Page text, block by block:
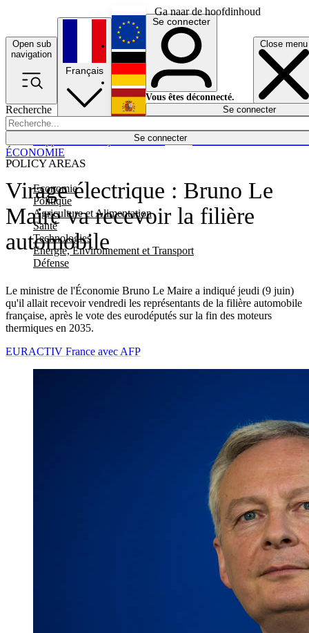
Ga naar de hoofdinhoud
Open sub
navigation
Close menu
Recherche
Se connecter
POLICY AREAS
Economie
Politique
Agriculture et Alimentation
Santé
Technologies
Energie, Environnement et Transport
Défense
Économie
Français
English
Deutsch
Español
Se connecter
Vous êtes déconnecté.
Se connecter
Virage électrique : Bruno Le
Maire va recevoir la filière
automobile
Le ministre de l'Économie Bruno Le Maire a indiqué jeudi (9 juin)
qu'il allait recevoir vendredi les représentants de la filière automobile
française, après le vote des eurodéputés sur la fin des moteurs
thermiques en 2035.
ÉCONOMIE
EURACTIV France avec AFP